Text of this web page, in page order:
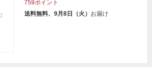
759ポイント
送料無料、9月8日（火） お届け